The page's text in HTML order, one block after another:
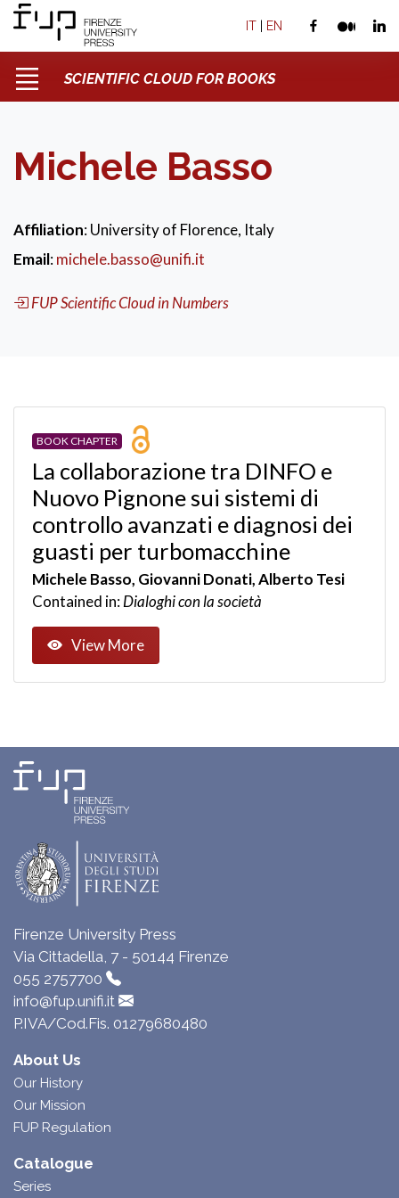
IT | EN
SCIENTIFIC CLOUD FOR BOOKS
Michele Basso
Affiliation: University of Florence, Italy
Email:michele.basso@unifi.it
FUP Scientific Cloud in Numbers
BOOK CHAPTER
La collaborazione tra DINFO e
Nuovo Pignone sui sistemi di
controllo avanzati e diagnosi dei
guasti per turbomacchine
Michele Basso, Giovanni Donati, Alberto Tesi
Contained in:Dialoghi con la società
View More
Firenze University Press
Via Cittadella, 7 - 50144 Firenze
055 2757700
info@fup.unifi.it
P.IVA/Cod.Fis. 01279680480
About Us
Our History
Our Mission
FUP Regulation
Catalogue
Series